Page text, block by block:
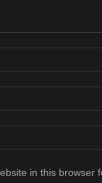
in this browser